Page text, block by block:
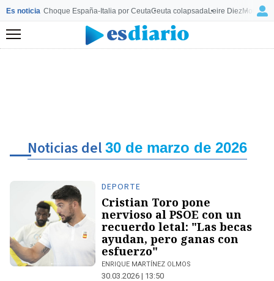
Es noticia Choque España-Italia por CeutaCeuta colapsadaLeire Diez
Menú
Noticias del30 de marzo de 2026
DEPORTE
Cristian Toro pone
nervioso al PSOE con un
recuerdo letal: "Las becas
ayudan, pero ganas con
esfuerzo"
ENRIQUE MARTÍNEZ OLMOS
30.03.2026 | 13:50